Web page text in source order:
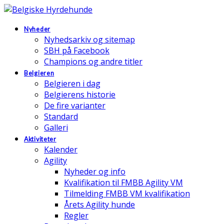
Nyheder
Nyhedsarkiv og sitemap
SBH på Facebook
Champions og andre titler
Belgieren
Belgieren i dag
Belgierens historie
De fire varianter
Standard
Galleri
Aktiviteter
Kalender
Agility
Nyheder og info
Kvalifikation til FMBB Agility VM
Tilmelding FMBB VM kvalifikation
Årets Agility hunde
Regler